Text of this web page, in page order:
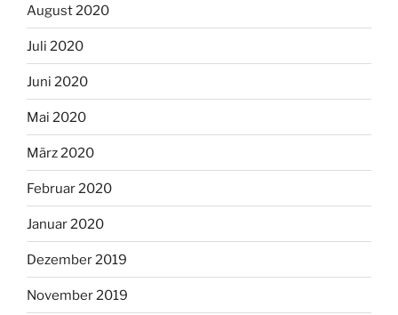
August 2020
Juli 2020
Juni 2020
Mai 2020
März 2020
Februar 2020
Januar 2020
Dezember 2019
November 2019